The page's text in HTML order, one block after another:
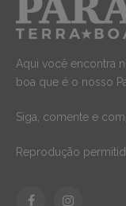
Aqui você encontra
boa que é o nosso
Siga, comente e
Reprodução